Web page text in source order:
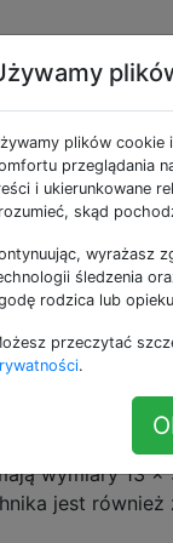
wytrzyma
100.
wymiary 13 x
jest
plików cookie
przeglądania
i ukierunkowane
skąd
wyrażasz
śledzenia
rodzica lub
przeczytać
.